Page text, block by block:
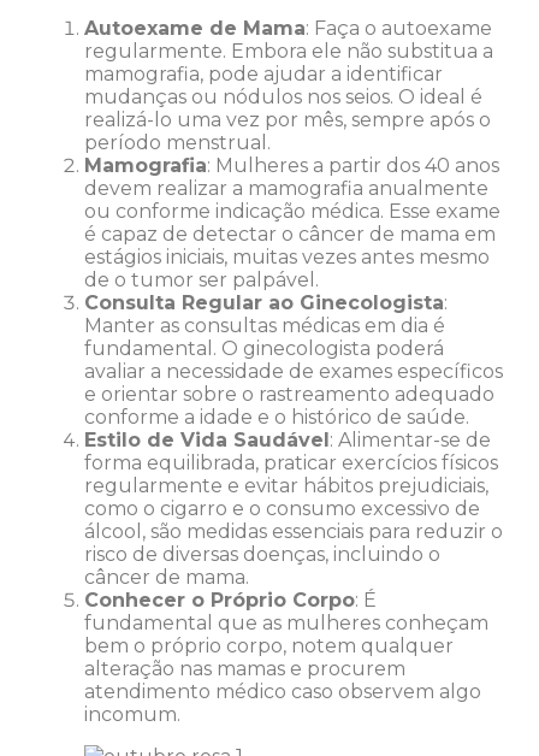
Autoexame de Mama: Faça o autoexame
regularmente. Embora ele não substitua a
mamografia, pode ajudar a identificar
mudanças ou nódulos nos seios. O ideal é
realizá-lo uma vez por mês, sempre após o
período menstrual.
Mamografia: Mulheres a partir dos 40 anos
devem realizar a mamografia anualmente
ou conforme indicação médica. Esse exame
é capaz de detectar o câncer de mama em
estágios iniciais, muitas vezes antes mesmo
de o tumor ser palpável.
Consulta Regular ao Ginecologista:
Manter as consultas médicas em dia é
fundamental. O ginecologista poderá
avaliar a necessidade de exames específicos
e orientar sobre o rastreamento adequado
conforme a idade e o histórico de saúde.
Estilo de Vida Saudável: Alimentar-se de
forma equilibrada, praticar exercícios físicos
regularmente e evitar hábitos prejudiciais,
como o cigarro e o consumo excessivo de
álcool, são medidas essenciais para reduzir o
risco de diversas doenças, incluindo o
câncer de mama.
Conhecer o Próprio Corpo: É
fundamental que as mulheres conheçam
bem o próprio corpo, notem qualquer
alteração nas mamas e procurem
atendimento médico caso observem algo
incomum.